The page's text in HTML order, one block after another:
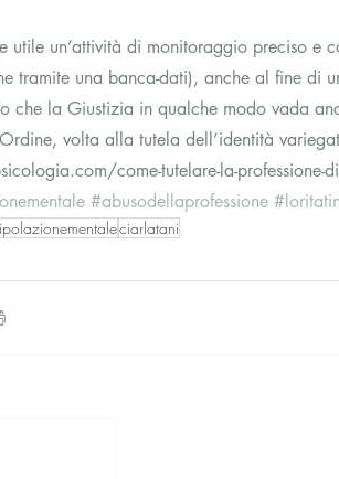
utile un’attività di monitoraggio preciso e
tramite una banca-dati), anche al fine di
che la Giustizia in qualche modo vada
volta alla tutela dell’identità
come-tutelare-la-
#abusodellaprofessione
ciarlatani